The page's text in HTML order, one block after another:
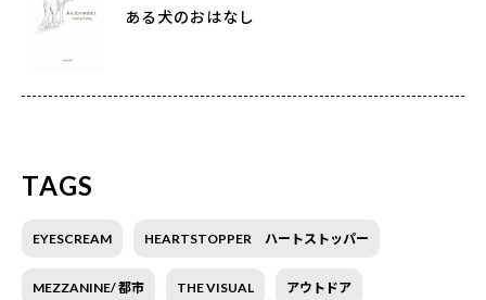
ある犬のおはなし
TAGS
EYESCREAM HEARTSTOPPER ハートストッパー
MEZZANINE/ 都市 THE VISUAL アウトドア